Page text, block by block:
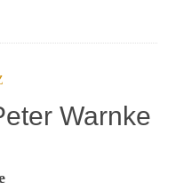
Warnke